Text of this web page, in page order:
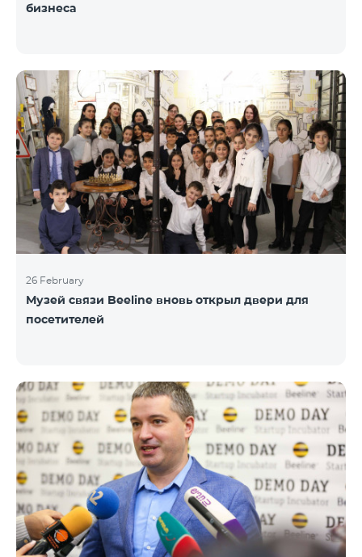
бизнеса
26 February
Музей связи Beeline вновь открыл двери для
посетителей